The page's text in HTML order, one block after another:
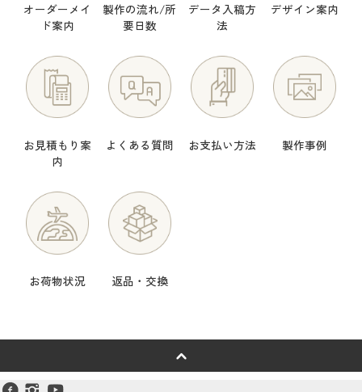
オーダーメイ
ド案内
製作の流れ/所
要日数
データ入稿方
法
デザイン案内
お見積もり案
内
よくある質問 お支払い方法 製作事例
お荷物状況 返品・交換